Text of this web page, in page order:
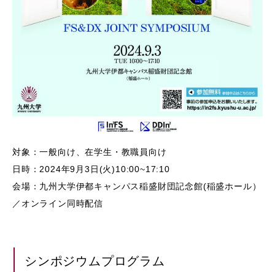
対象：一般向け、在学生・教職員向け
日時：2024年9月3日(火)10:00~17:10
会場：九州大学伊都キャンパス稲盛財団記念館(稲盛ホール）
／オンライン同時配信
シンポジウムプログラム